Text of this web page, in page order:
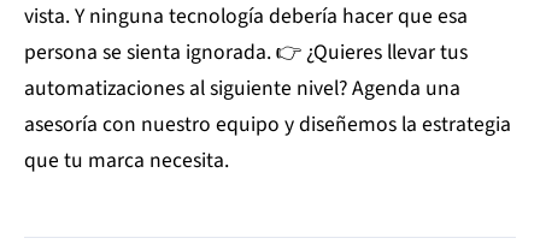
vista. Y ninguna tecnología debería hacer que esa
persona se sienta ignorada. 👉 ¿Quieres llevar tus
automatizaciones al siguiente nivel? Agenda una
asesoría con nuestro equipo y diseñemos la estrategia
que tu marca necesita.